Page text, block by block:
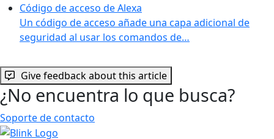
Código de acceso de Alexa
Un código de acceso añade una capa adicional de
seguridad al usar los comandos de…
Give feedback about this article
¿No encuentra lo que busca?
Soporte de contacto